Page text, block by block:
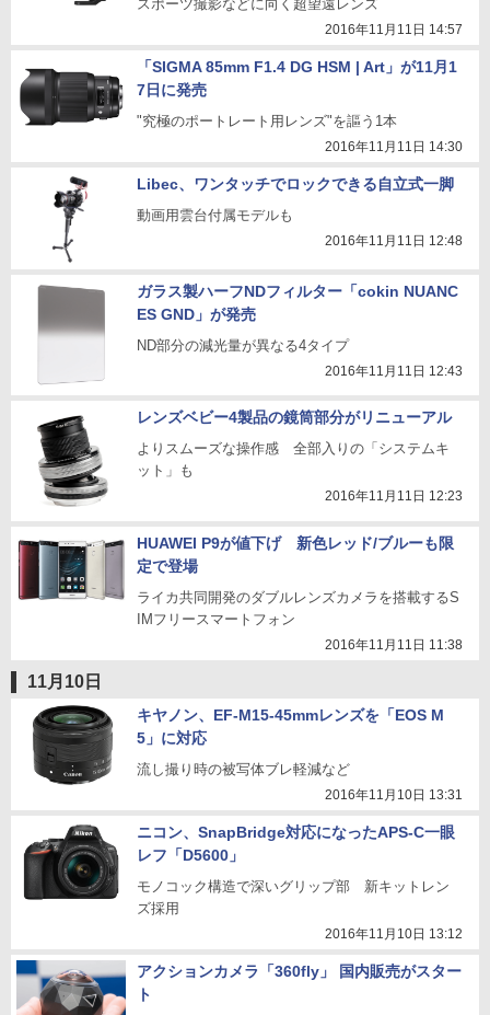
スポーツ撮影などに向く超望遠レンズ
2016年11月11日 14:57
「SIGMA 85mm F1.4 DG HSM | Art」が11月1
7日に発売
"究極のポートレート用レンズ"を謳う1本
2016年11月11日 14:30
Libec、ワンタッチでロックできる自立式一脚
動画用雲台付属モデルも
2016年11月11日 12:48
ガラス製ハーフNDフィルター「cokin NUANC
ES GND」が発売
ND部分の減光量が異なる4タイプ
2016年11月11日 12:43
レンズベビー4製品の鏡筒部分がリニューアル
よりスムーズな操作感 全部入りの「システムキ
ット」も
2016年11月11日 12:23
HUAWEI P9が値下げ 新色レッド/ブルーも限
定で登場
ライカ共同開発のダブルレンズカメラを搭載するS
IMフリースマートフォン
2016年11月11日 11:38
11月10日
キヤノン、EF-M15-45mmレンズを「EOS M
5」に対応
流し撮り時の被写体ブレ軽減など
2016年11月10日 13:31
ニコン、SnapBridge対応になったAPS-C一眼
レフ「D5600」
モノコック構造で深いグリップ部 新キットレン
ズ採用
2016年11月10日 13:12
アクションカメラ「360fly」 国内販売がスター
ト